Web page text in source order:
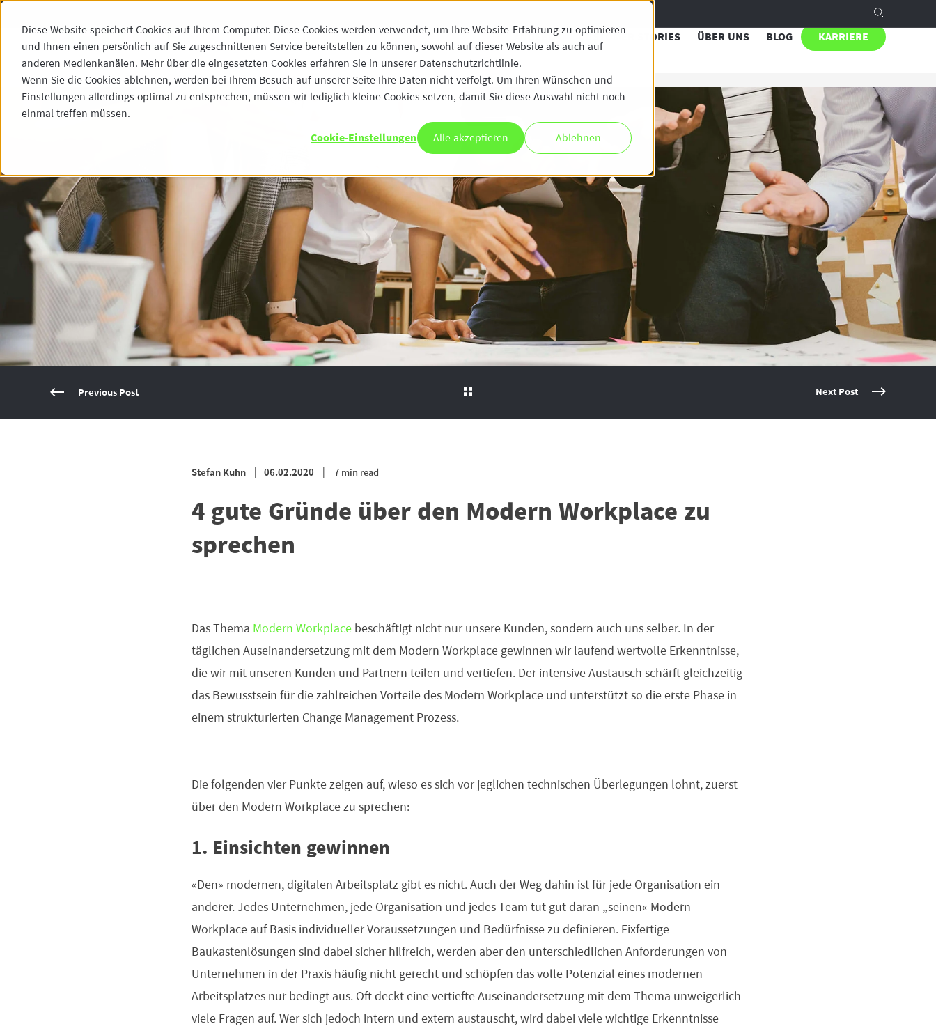
Diese Website speichert Cookies auf Ihrem Computer. Diese Cookies werden verwendet, um Ihre Website-Erfahrung zu optimieren
und Ihnen einen persönlich auf Sie zugeschnittenen Service bereitstellen zu können, sowohl auf dieser Website als auch auf
anderen Medienkanälen. Mehr über die eingesetzten Cookies erfahren Sie in unserer Datenschutzrichtlinie.
Wenn Sie die Cookies ablehnen, werden bei Ihrem Besuch auf unserer Seite Ihre Daten nicht verfolgt. Um Ihren Wünschen und
Einstellungen allerdings optimal zu entsprechen, müssen wir lediglich kleine Cookies setzen, damit Sie diese Auswahl nicht noch
einmal treffen müssen.
Cookie-Einstellungen Alle akzeptieren Ablehnen
ANGEBOT CUSTOMER STORIES ÜBER UNS BLOG KARRIERE
Previous Post Next Post
Stefan Kuhn 06.02.2020 7 min read
4 gute Gründe über den Modern Workplace zu
sprechen
Das Thema Modern Workplacebeschäftigt nicht nur unsere Kunden, sondern auch uns selber. In der
täglichen Auseinandersetzung mit dem Modern Workplace gewinnen wir laufend wertvolle Erkenntnisse,
die wir mit unseren Kunden und Partnern teilen und vertiefen. Der intensive Austausch schärft gleichzeitig
das Bewusstsein für die zahlreichen Vorteile des Modern Workplace und unterstützt so die erste Phase in
einem strukturierten Change Management Prozess.
Die folgenden vier Punkte zeigen auf, wieso es sich vor jeglichen technischen Überlegungen lohnt, zuerst
über den Modern Workplace zu sprechen:
1. Einsichten gewinnen
«Den» modernen, digitalen Arbeitsplatz gibt es nicht. Auch der Weg dahin ist für jede Organisation ein
anderer. Jedes Unternehmen, jede Organisation und jedes Team tut gut daran „seinen“ Modern
Workplace auf Basis individueller Voraussetzungen und Bedürfnisse zu definieren. Fixfertige
Baukastenlösungen sind dabei sicher hilfreich, werden aber den unterschiedlichen Anforderungen von
Unternehmen in der Praxis häufig nicht gerecht und schöpfen das volle Potenzial eines modernen
Arbeitsplatzes nur bedingt aus. Oft deckt eine vertiefte Auseinandersetzung mit dem Thema unweigerlich
viele Fragen auf. Wer sich jedoch intern und extern austauscht, wird dabei viele wichtige Erkenntnisse